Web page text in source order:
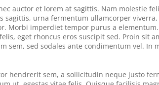
auctor et lorem at sagittis. Nam molestie
urna fermentum ullamcorper
Morbi imperdiet tempor purus a
eget rhoncus eros suscipit sed. Proin sit
sem, sed sodales ante condimentum vel. In
hendrerit sem, a sollicitudin neque justo